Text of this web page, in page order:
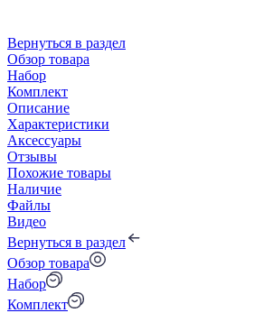
Вернуться в раздел
Обзор товара
Набор
Комплект
Описание
Характеристики
Аксессуары
Отзывы
Похожие товары
Наличие
Файлы
Видео
Вернуться в раздел
Обзор товара
Набор
Комплект